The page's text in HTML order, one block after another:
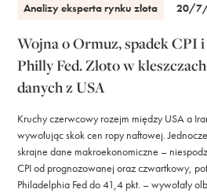
Analizy eksperta rynku złota 20/
Wojna o Ormuz, spadek CPI
Philly Fed. Złoto w
danych z USA
Kruchy czerwcowy rozejm między USA a
wywołując skok cen ropy naftowej.
skrajne dane makroekonomiczne –
CPI od prognozowanej oraz czwartkowy,
Philadelphia Fed do 41,4 pkt. – wywołały